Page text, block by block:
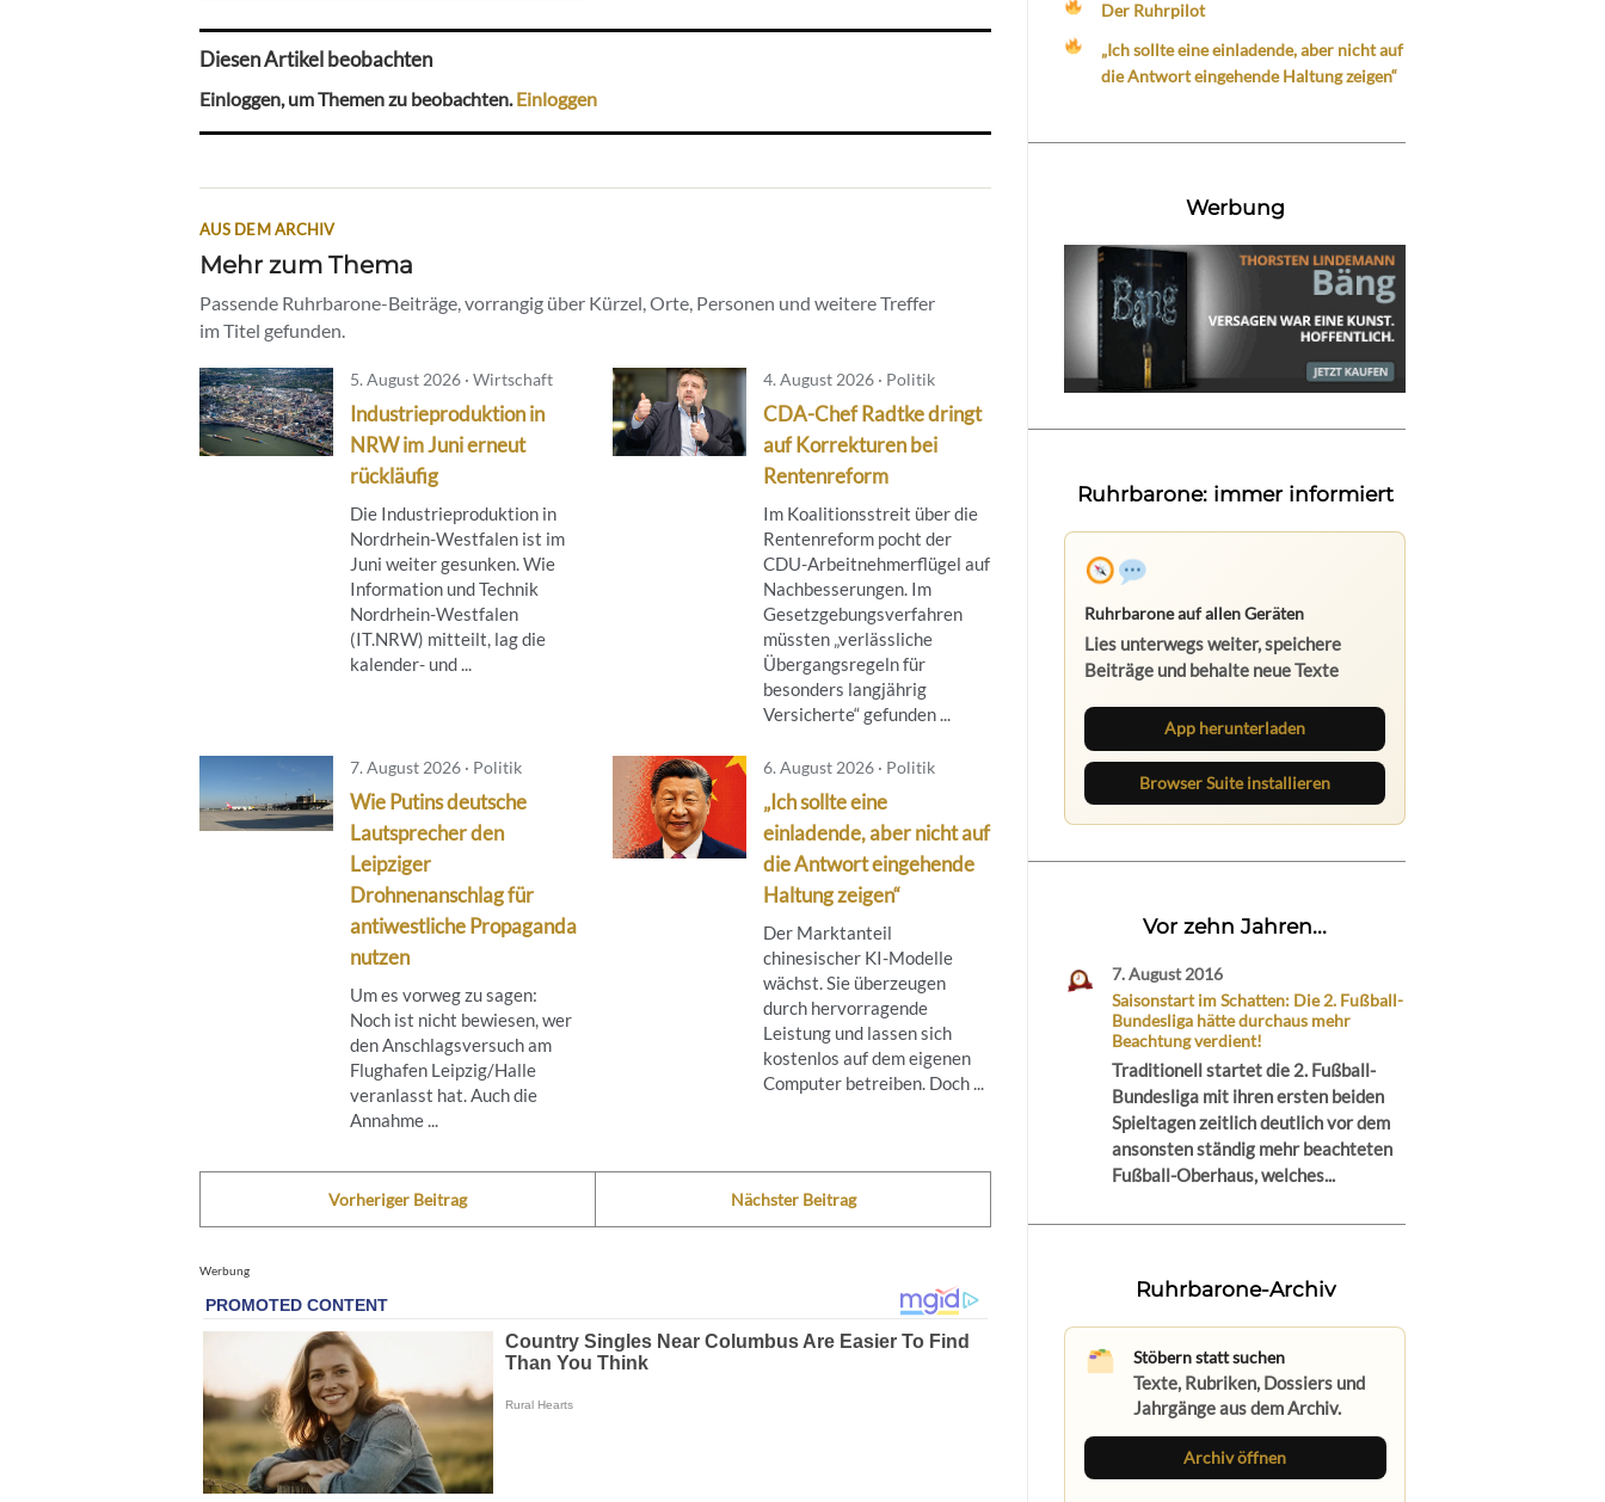
Diesen Artikel beobachten
Einloggen, um Themen zu beobachten.Einloggen
AUS DEM ARCHIV
Mehr zum Thema
Passende Ruhrbarone-Beiträge, vorrangig über Kürzel, Orte, Personen und weitere Treffer
im Titel gefunden.
5. August 2026 · Wirtschaft
Industrieproduktion in
NRW im Juni erneut
rückläufig
Die Industrieproduktion in
Nordrhein-Westfalen ist im
Juni weiter gesunken. Wie
Information und Technik
Nordrhein-Westfalen
(IT.NRW) mitteilt, lag die
kalender- und ...
4. August 2026 · Politik
CDA-Chef Radtke dringt
auf Korrekturen bei
Rentenreform
Im Koalitionsstreit über die
Rentenreform pocht der
CDU-Arbeitnehmerflügel auf
Nachbesserungen. Im
Gesetzgebungsverfahren
müssten „verlässliche
Übergangsregeln für
besonders langjährig
Versicherte“ gefunden ...
7. August 2026 · Politik
Wie Putins deutsche
Lautsprecher den
Leipziger
Drohnenanschlag für
antiwestliche Propaganda
nutzen
Um es vorweg zu sagen:
Noch ist nicht bewiesen, wer
den Anschlagsversuch am
Flughafen Leipzig/Halle
veranlasst hat. Auch die
Annahme ...
6. August 2026 · Politik
„Ich sollte eine
einladende, aber nicht auf
die Antwort eingehende
Haltung zeigen“
Der Marktanteil
chinesischer KI-Modelle
wächst. Sie überzeugen
durch hervorragende
Leistung und lassen sich
kostenlos auf dem eigenen
Computer betreiben. Doch ...
Vorheriger Beitrag Nächster Beitrag
Werbung
Der Ruhrpilot
„Ich sollte eine einladende, aber nicht auf
die Antwort eingehende Haltung zeigen“
Werbung
Ruhrbarone: immer informiert
Ruhrbarone auf allen Geräten
Lies unterwegs weiter, speichere
Beiträge und behalte neue Texte
App herunterladen
Browser Suite installieren
Vor zehn Jahren...
7. August 2016
Saisonstart im Schatten: Die 2. Fußball-
Bundesliga hätte durchaus mehr
Beachtung verdient!
Traditionell startet die 2. Fußball-
Bundesliga mit ihren ersten beiden
Spieltagen zeitlich deutlich vor dem
ansonsten ständig mehr beachteten
Fußball-Oberhaus, welches...
Ruhrbarone-Archiv
Stöbern statt suchen
Texte, Rubriken, Dossiers und
Jahrgänge aus dem Archiv.
Archiv öffnen